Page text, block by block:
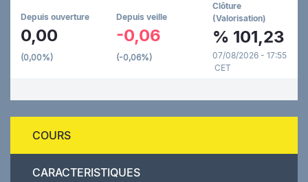
Depuis ouverture
0,00
(0,00%)
Depuis veille
-0,06
(-0,06%)
Clôture
(Valorisation)
% 101,23
07/08/2026 - 17:55
CET
COURS
CARACTERISTIQUES